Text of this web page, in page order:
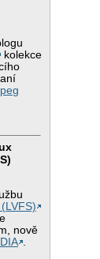
kolekce
nově
.